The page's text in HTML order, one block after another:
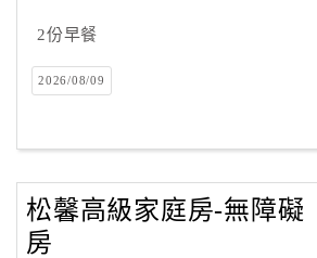
2份早餐
2026/08/09
松馨高級家庭房-無障礙
房